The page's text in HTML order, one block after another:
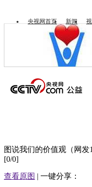
央视网首页 新闻
图说我们的价值观（网发
[0/0]
查看原图 | 一键分享：